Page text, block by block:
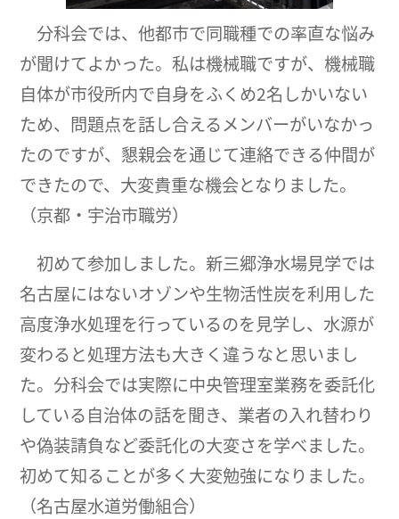
分科会では、他都市で同職種での率直な悩み
が聞けてよかった。私は機械職ですが、機械職
自体が市役所内で自身をふくめ2名しかいない
ため、問題点を話し合えるメンバーがいなかっ
たのですが、懇親会を通じて連絡できる仲間が
できたので、大変貴重な機会となりました。
（京都・宇治市職労）
初めて参加しました。新三郷浄水場見学では
名古屋にはないオゾンや生物活性炭を利用した
高度浄水処理を行っているのを見学し、水源が
変わると処理方法も大きく違うなと思いまし
た。分科会では実際に中央管理室業務を委託化
している自治体の話を聞き、業者の入れ替わり
や偽装請負など委託化の大変さを学べました。
初めて知ることが多く大変勉強になりました。
（名古屋水道労働組合）